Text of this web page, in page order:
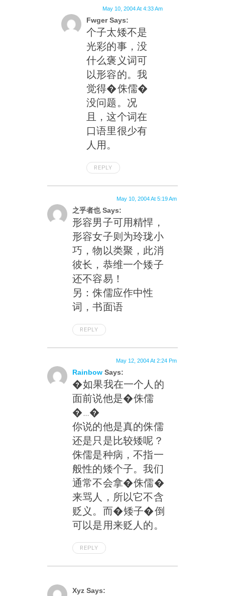
Fwger Says:
May 10, 2004 At 4:33 Am
个子太矮不是
光彩的事，没
什么褒义词可
以形容的。我
觉得�侏儒�
没问题。况
且，这个词在
口语里很少有
人用。
REPLY
之乎者也 Says:
May 10, 2004 At 5:19 Am
形容男子可用精悍，
形容女子则为玲珑小
巧，物以类聚，此消
彼长，恭维一个矮子
还不容易！
另：侏儒应作中性
词，书面语
REPLY
Rainbow Says:
May 12, 2004 At 2:24 Pm
�如果我在一个人的
面前说他是�侏儒
�…�
你说的他是真的侏儒
还是只是比较矮呢？
侏儒是种病，不指一
般性的矮个子。我们
通常不会拿�侏儒�
来骂人，所以它不含
贬义。而�矮子�倒
可以是用来贬人的。
REPLY
Xyz Says: